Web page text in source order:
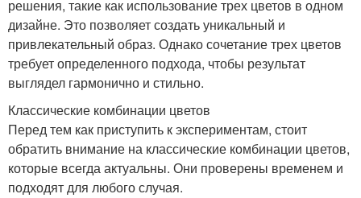
решения, такие как использование трех цветов в одном
дизайне. Это позволяет создать уникальный и
привлекательный образ. Однако сочетание трех цветов
требует определенного подхода, чтобы результат
выглядел гармонично и стильно.
Классические комбинации цветов
Перед тем как приступить к экспериментам, стоит
обратить внимание на классические комбинации цветов,
которые всегда актуальны. Они проверены временем и
подходят для любого случая.